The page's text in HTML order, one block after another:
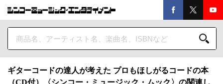
ギターコードの達人が考えた プロもほしがるコードの本
（CD付）〈シンコー・ミュージック・ムック〉の関連し